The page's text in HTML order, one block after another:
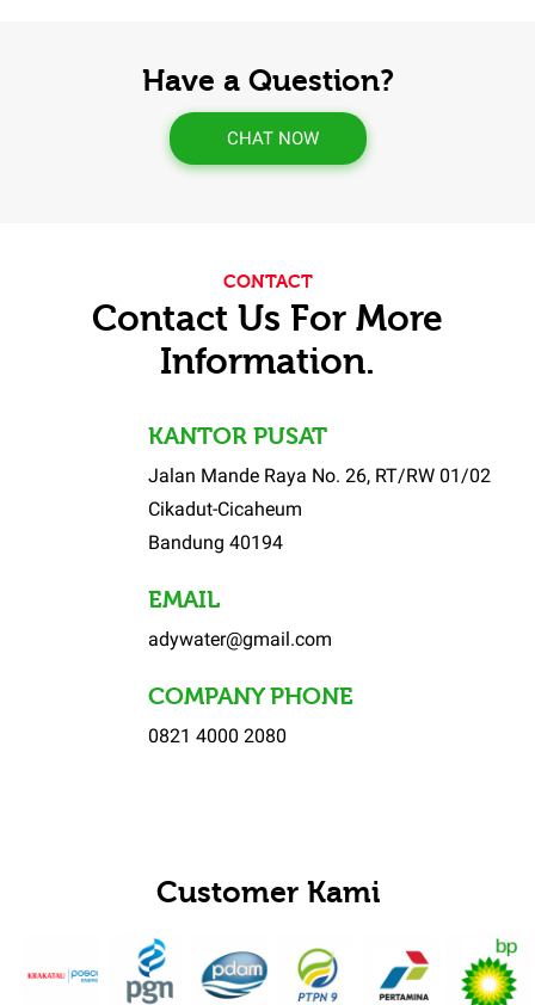
Have a Question?
CHAT NOW
CONTACT
Contact Us For More
Information.
KANTOR PUSAT
Jalan Mande Raya No. 26, RT/RW 01/02
Cikadut-Cicaheum
Bandung 40194
EMAIL
adywater@gmail.com
COMPANY PHONE
0821 4000 2080
Customer Kami